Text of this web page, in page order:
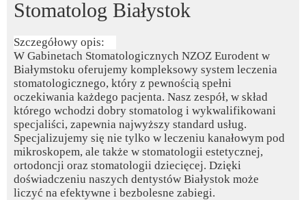
Stomatolog Białystok
Szczegółowy opis:
W Gabinetach Stomatologicznych NZOZ Eurodent w
Białymstoku oferujemy kompleksowy system leczenia
stomatologicznego, który z pewnością spełni
oczekiwania każdego pacjenta. Nasz zespół, w skład
którego wchodzi dobry stomatolog i wykwalifikowani
specjaliści, zapewnia najwyższy standard usług.
Specjalizujemy się nie tylko w leczeniu kanałowym pod
mikroskopem, ale także w stomatologii estetycznej,
ortodoncji oraz stomatologii dziecięcej. Dzięki
doświadczeniu naszych dentystów Białystok może
liczyć na efektywne i bezbolesne zabiegi.